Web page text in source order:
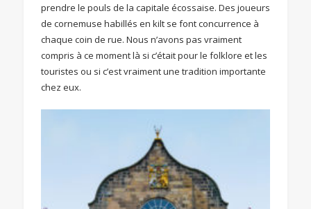
prendre le pouls de la capitale écossaise. Des joueurs
de cornemuse habillés en kilt se font concurrence à
chaque coin de rue. Nous n’avons pas vraiment
compris à ce moment là si c’était pour le folklore et les
touristes ou si c’est vraiment une tradition importante
chez eux.